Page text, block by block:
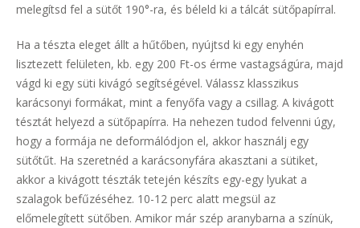
melegítsd fel a sütőt 190°-ra, és béleld ki a tálcát sütőpapírral.
Ha a tészta eleget állt a hűtőben, nyújtsd ki egy enyhén
lisztezett felületen, kb. egy 200 Ft-os érme vastagságúra, majd
vágd ki egy süti kivágó segítségével. Válassz klasszikus
karácsonyi formákat, mint a fenyőfa vagy a csillag. A kivágott
tésztát helyezd a sütőpapírra. Ha nehezen tudod felvenni úgy,
hogy a formája ne deformálódjon el, akkor használj egy
sütőtűt. Ha szeretnéd a karácsonyfára akasztani a sütiket,
akkor a kivágott tészták tetején készíts egy-egy lyukat a
szalagok befűzéséhez. 10-12 perc alatt megsül az
előmelegített sütőben. Amikor már szép aranybarna a színük,